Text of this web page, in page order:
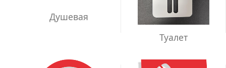
Душевая
Туалет